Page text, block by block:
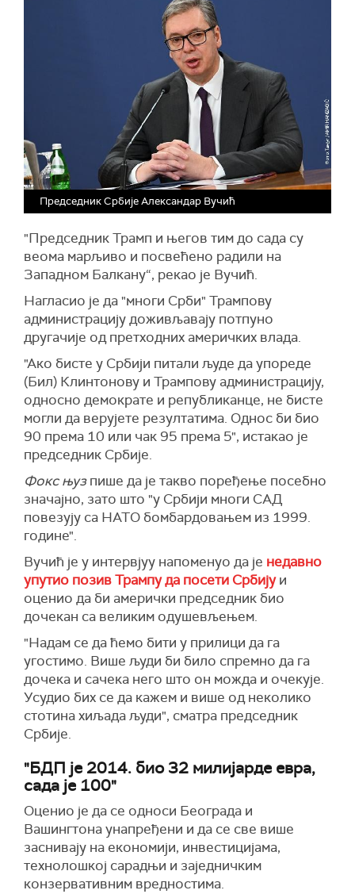
Председник Србије Александар Вучић
"Председник Трамп и његов тим до сада су
веома марљиво и посвећено радили на
Западном Балкану“, рекао је Вучић.
Нагласио је да "многи Срби" Трампову
администрацију доживљавају потпуно
другачије од претходних америчких влада.
"Ако бисте у Србији питали људе да упореде
(Бил) Клинтонову и Трампову администрацију,
односно демократе и републиканце, не бисте
могли да верујете резултатима. Однос би био
90 према 10 или чак 95 према 5", истакао је
председник Србије.
Фокс њузпише да је такво поређење посебно
значајно, зато што "у Србији многи САД
повезују са НАТО бомбардовањем из 1999.
године".
Вучић је у интервјуу напоменуо да је недавно
упутио позив Трампу да посети Србијуи
оценио да би амерички председник био
дочекан са великим одушевљењем.
"Надам се да ћемо бити у прилици да га
угостимо. Више људи би било спремно да га
дочека и сачека него што он можда и очекује.
Усудио бих се да кажем и више од неколико
стотина хиљада људи", сматра председник
Србије.
"БДП је 2014. био 32 милијарде евра,
сада је 100"
Оценио је да се односи Београда и
Вашингтона унапређени и да се све више
заснивају на економији, инвестицијама,
технолошкој сарадњи и заједничким
конзервативним вредностима.